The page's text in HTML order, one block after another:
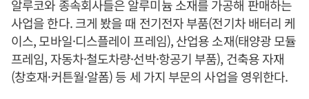
알루코와 종속회사들은 알루미늄 소재를 가공해 판매하는
사업을 한다. 크게 봤을 때 전기전자 부품(전기차 배터리 케
이스, 모바일·디스플레이 프레임), 산업용 소재(태양광 모듈
프레임, 자동차·철도차량·선박·항공기 부품), 건축용 자재
(창호재·커튼월·알폼) 등 세 가지 부문의 사업을 영위한다.